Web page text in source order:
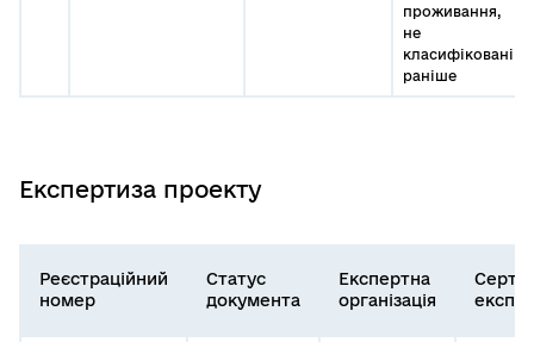
проживання,
не
класифіковані
раніше
Експертиза проекту
Реєстраційний
номер
Статус
документа
Експертна
організація